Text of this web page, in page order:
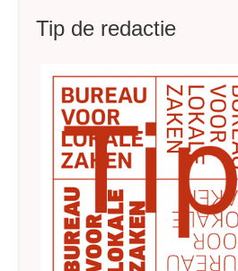
Tip de redactie